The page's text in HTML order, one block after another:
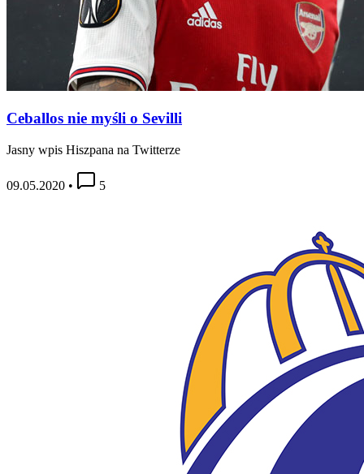
Ceballos nie myśli o Sevilli
Jasny wpis Hiszpana na Twitterze
09.05.2020 • 5